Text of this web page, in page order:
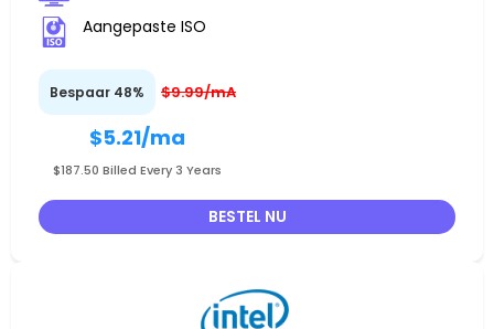
Aangepaste ISO
Bespaar 48% $9.99/mA
$5.21/ma
$187.50 Billed Every 3 Years
BESTEL NU